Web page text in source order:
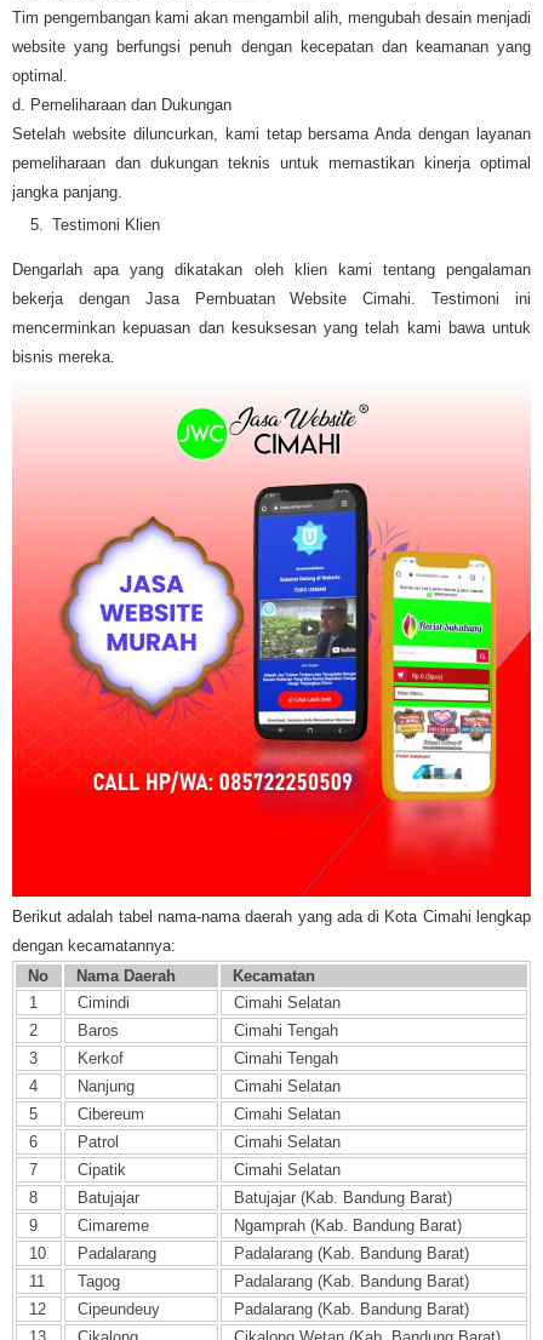
Tim pengembangan kami akan mengambil alih, mengubah desain menjadi
website yang berfungsi penuh dengan kecepatan dan keamanan yang
optimal.
d. Pemeliharaan dan Dukungan
Setelah website diluncurkan, kami tetap bersama Anda dengan layanan
pemeliharaan dan dukungan teknis untuk memastikan kinerja optimal
jangka panjang.
Testimoni Klien
Dengarlah apa yang dikatakan oleh klien kami tentang pengalaman
bekerja dengan Jasa Pembuatan Website Cimahi. Testimoni ini
mencerminkan kepuasan dan kesuksesan yang telah kami bawa untuk
bisnis mereka.
Berikut adalah tabel nama-nama daerah yang ada di Kota Cimahi lengkap
dengan kecamatannya:
No
Nama Daerah
Kecamatan
1
Cimindi
Cimahi Selatan
2
Baros
Cimahi Tengah
3
Kerkof
Cimahi Tengah
4
Nanjung
Cimahi Selatan
5
Cibereum
Cimahi Selatan
6
Patrol
Cimahi Selatan
7
Cipatik
Cimahi Selatan
8
Batujajar
Batujajar (Kab. Bandung Barat)
9
Cimareme
Ngamprah (Kab. Bandung Barat)
10
Padalarang
Padalarang (Kab. Bandung Barat)
11
Tagog
Padalarang (Kab. Bandung Barat)
12
Cipeundeuy
Padalarang (Kab. Bandung Barat)